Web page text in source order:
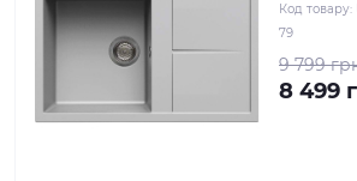
Код товару:
79
9 799
8 499